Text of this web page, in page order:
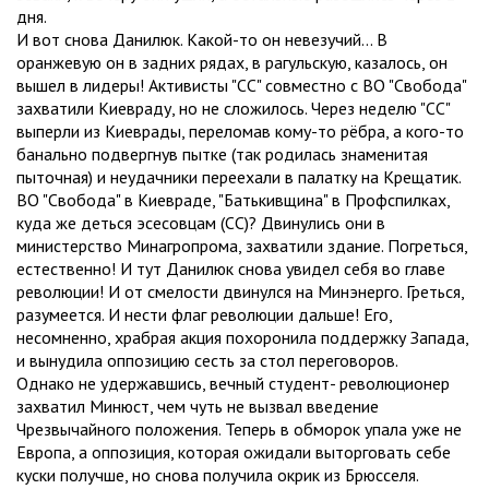
дня.
И вот снова Данилюк. Какой-то он невезучий... В
оранжевую он в задних рядах, в рагульскую, казалось, он
вышел в лидеры! Активисты "СС" совместно с ВО "Свобода"
захватили Киевраду, но не сложилось. Через неделю "СС"
выперли из Киеврады, переломав кому-то рёбра, а кого-то
банально подвергнув пытке (так родилась знаменитая
пыточная) и неудачники переехали в палатку на Крещатик.
ВО "Свобода" в Киевраде, "Батькивщина" в Профспилках,
куда же деться эсесовцам (СС)? Двинулись они в
министерство Минагропрома, захватили здание. Погреться,
естественно! И тут Данилюк снова увидел себя во главе
революции! И от смелости двинулся на Минэнерго. Греться,
разумеется. И нести флаг революции дальше! Его,
несомненно, храбрая акция похоронила поддержку Запада,
и вынудила оппозицию сесть за стол переговоров.
Однако не удержавшись, вечный студент- революционер
захватил Минюст, чем чуть не вызвал введение
Чрезвычайного положения. Теперь в обморок упала уже не
Европа, а оппозиция, которая ожидали выторговать себе
куски получше, но снова получила окрик из Брюсселя.